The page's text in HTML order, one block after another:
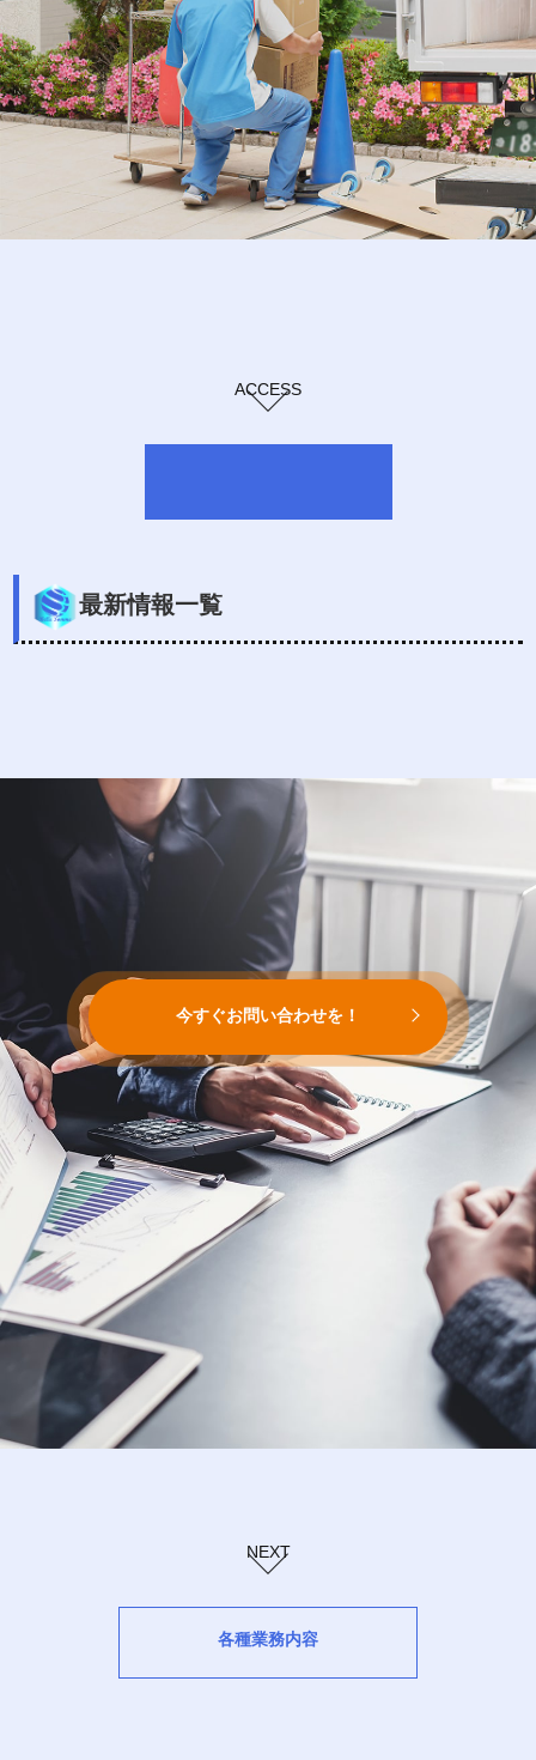
ACCESS
最新情報一覧
今すぐお問い合わせを！
NEXT
各種業務内容